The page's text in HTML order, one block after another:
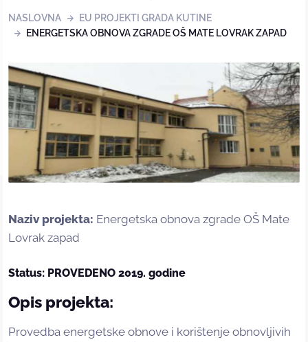
NASLOVNA
EU PROJEKTI GRADA KUTINE
ENERGETSKA OBNOVA ZGRADE OŠ MATE LOVRAK ZAPAD
Naziv projekta: Energetska obnova zgrade OŠ Mate
Lovrak zapad
Status: PROVEDENO 2019. godine
Opis projekta:
Provedba energetske obnove i korištenje obnovljivih